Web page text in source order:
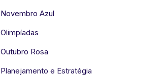
Novembro Azul
Olimpíadas
Outubro Rosa
Planejamento e Estratégia